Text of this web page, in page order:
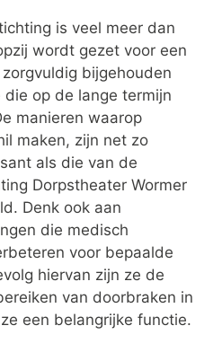
is veel meer dan
wordt gezet voor een
bijgehouden
op de lange termijn
manieren waarop
maken, zijn net zo
als die van de
Dorpstheater Wormer
Denk ook aan
die medisch
voor bepaalde
hiervan zijn ze de
van doorbraken in
een belangrijke functie.